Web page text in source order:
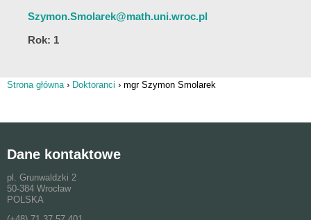
Szymon.Smolarek@math.uni.wroc.pl
Rok: 1
Strona główna› Doktoranci › mgr Szymon Smolarek
Dane kontaktowe
pl. Grunwaldzki 2
50-384 Wrocław
POLSKA